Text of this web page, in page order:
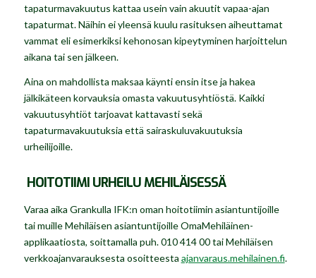
tapaturmavakuutus kattaa usein vain akuutit vapaa-ajan
tapaturmat. Näihin ei yleensä kuulu rasituksen aiheuttamat
vammat eli esimerkiksi kehonosan kipeytyminen harjoittelun
aikana tai sen jälkeen.
Aina on mahdollista maksaa käynti ensin itse ja hakea
jälkikäteen korvauksia omasta vakuutusyhtiöstä. Kaikki
vakuutusyhtiöt tarjoavat kattavasti sekä
tapaturmavakuutuksia että sairaskuluvakuutuksia
urheilijoille.
HOITOTIIMI URHEILU MEHILÄISESSÄ
Varaa aika Grankulla IFK:n oman hoitotiimin asiantuntijoille
tai muille Mehiläisen asiantuntijoille OmaMehiläinen-
applikaatiosta, soittamalla puh. 010 414 00 tai Mehiläisen
verkkoajanvarauksesta osoitteesta ajanvaraus.mehilainen.fi.